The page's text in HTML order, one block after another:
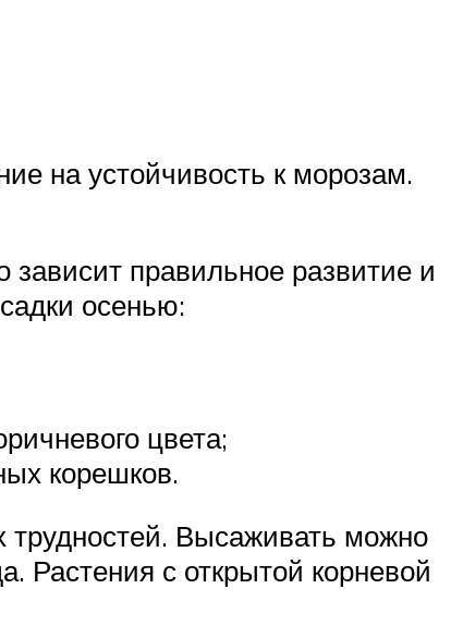
на устойчивость к морозам.
зависит правильное развитие и
осенью:
цвета;
корешков.
Высаживать можно
Растения с открытой корневой